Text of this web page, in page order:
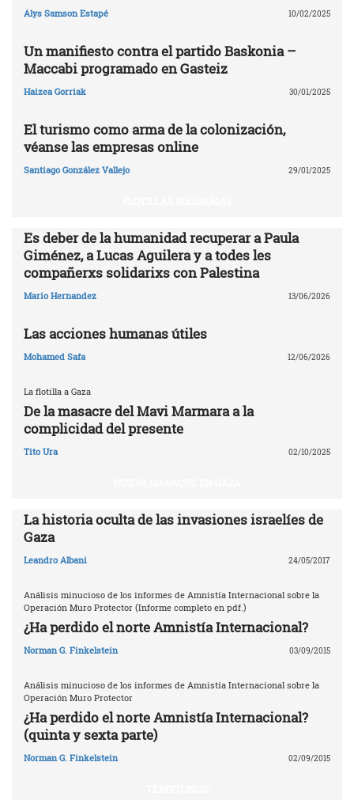
Alys Samson Estapé 10/02/2025
Un manifiesto contra el partido Baskonia –
Maccabi programado en Gasteiz
Haizea Gorriak 30/01/2025
El turismo como arma de la colonización,
véanse las empresas online
Santiago González Vallejo 29/01/2025
Es deber de la humanidad recuperar a Paula
Giménez, a Lucas Aguilera y a todes les
compañerxs solidarixs con Palestina
Mario Hernandez 13/06/2026
Las acciones humanas útiles
Mohamed Safa 12/06/2026
La flotilla a Gaza
De la masacre del Mavi Marmara a la
complicidad del presente
Tito Ura 02/10/2025
La historia oculta de las invasiones israelíes de
Gaza
Leandro Albani 24/05/2017
Análisis minucioso de los informes de Amnistía Internacional sobre la
Operación Muro Protector (Informe completo en pdf.)
¿Ha perdido el norte Amnistía Internacional?
Norman G. Finkelstein 03/09/2015
Análisis minucioso de los informes de Amnistía Internacional sobre la
Operación Muro Protector
¿Ha perdido el norte Amnistía Internacional?
(quinta y sexta parte)
Norman G. Finkelstein 02/09/2015